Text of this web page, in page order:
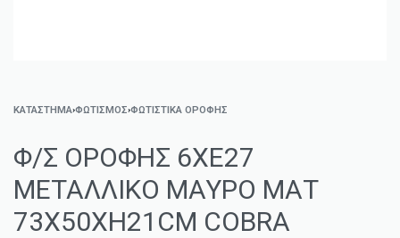
ΚΑΤΑΣΤΗΜΑ›ΦΩΤΙΣΜΌΣ›ΦΩΤΙΣΤΙΚΆ ΟΡΟΦΉΣ
Φ/Σ ΟΡΟΦΗΣ 6XE27
ΜΕΤΑΛΛΙΚΟ ΜΑΥΡΟ ΜΑΤ
73X50XH21CM COBRA